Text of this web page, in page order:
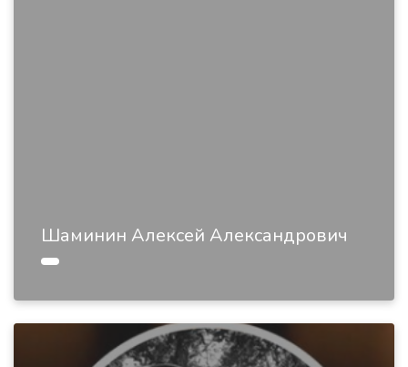
Шаминин Алексей Александрович